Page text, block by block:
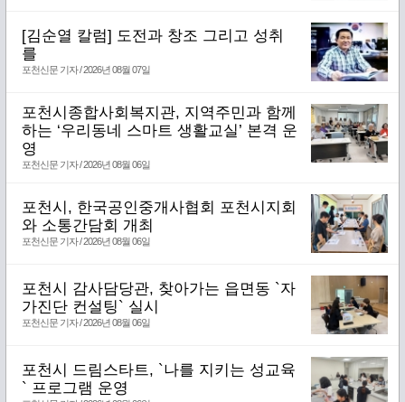
[김순열 칼럼] 도전과 창조 그리고 성취
를
포천신문 기자 / 2026년 08월 07일
포천시종합사회복지관, 지역주민과 함께
하는 ‘우리동네 스마트 생활교실’ 본격 운
영
포천신문 기자 / 2026년 08월 06일
포천시, 한국공인중개사협회 포천시지회
와 소통간담회 개최
포천신문 기자 / 2026년 08월 06일
포천시 감사담당관, 찾아가는 읍면동 `자
가진단 컨설팅` 실시
포천신문 기자 / 2026년 08월 06일
포천시 드림스타트, `나를 지키는 성교육
` 프로그램 운영